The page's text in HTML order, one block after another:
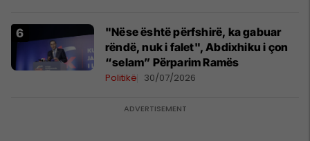
"Nëse është përfshirë, ka gabuar
rëndë, nuk i falet", Abdixhiku i çon
“selam” Përparim Ramës
Politikë 30/07/2026